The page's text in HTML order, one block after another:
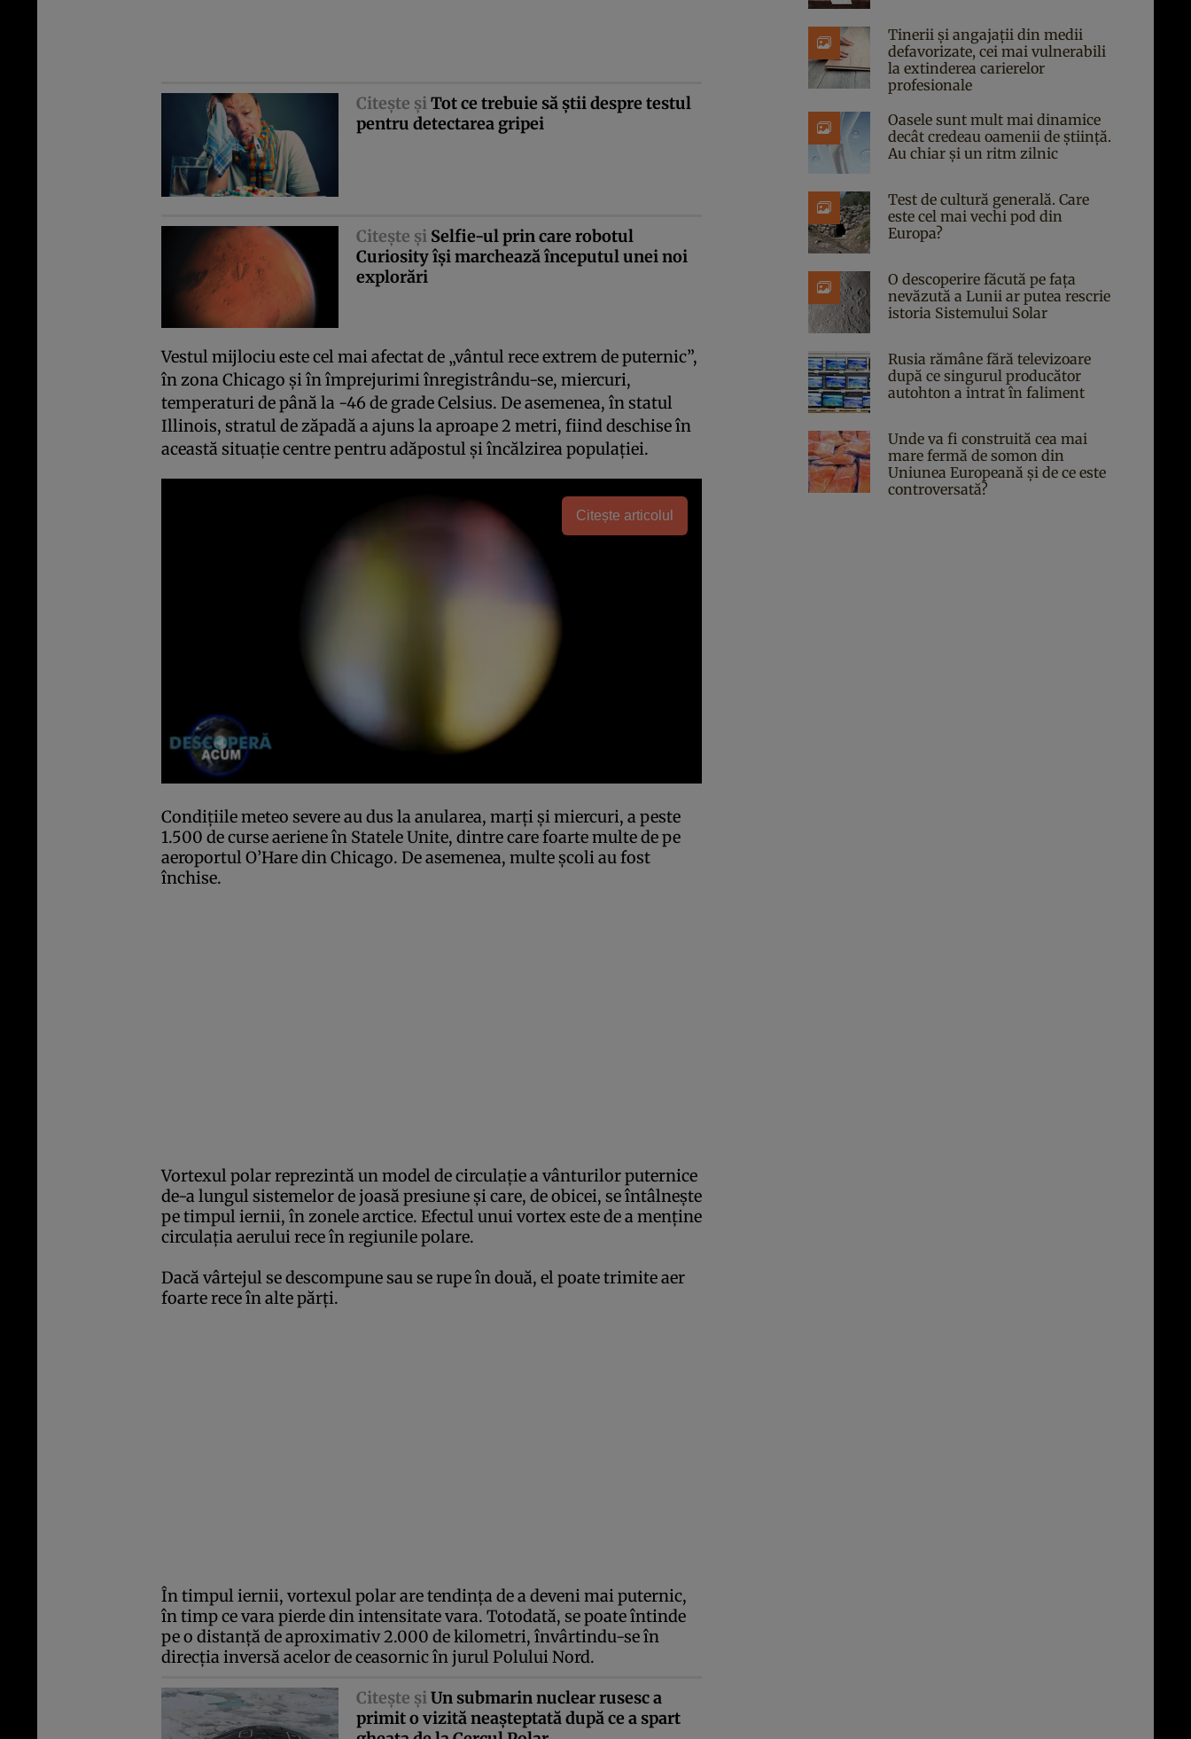
Citeşte şiTot ce trebuie să ştii despre testul
pentru detectarea gripei
Citeşte şi Selfie-ul prin care robotul
Curiosity îşi marchează începutul unei noi
explorări
Vestul mijlociu este cel mai afectat de „vântul rece extrem de puternic”,
în zona Chicago şi în împrejurimi înregistrându-se, miercuri,
temperaturi de până la -46 de grade Celsius. De asemenea, în statul
Illinois, stratul de zăpadă a ajuns la aproape 2 metri, fiind deschise în
această situaţie centre pentru adăpostul şi încălzirea populaţiei.
Citește articolul
Condiţiile meteo severe au dus la anularea, marţi şi miercuri, a peste
1.500 de curse aeriene în Statele Unite, dintre care foarte multe de pe
aeroportul O’Hare din Chicago. De asemenea, multe şcoli au fost
închise.
Vortexul polar reprezintă un model de circulaţie a vânturilor puternice
de-a lungul sistemelor de joasă presiune şi care, de obicei, se întâlneşte
pe timpul iernii, în zonele arctice. Efectul unui vortex este de a menţine
circulaţia aerului rece în regiunile polare.
Dacă vârtejul se descompune sau se rupe în două, el poate trimite aer
foarte rece în alte părţi.
În timpul iernii, vortexul polar are tendinţa de a deveni mai puternic,
în timp ce vara pierde din intensitate vara. Totodată, se poate întinde
pe o distanţă de aproximativ 2.000 de kilometri, învârtindu-se în
direcţia inversă acelor de ceasornic în jurul Polului Nord.
Citeşte şiUn submarin nuclear rusesc a
primit o vizită neaşteptată după ce a spart
Tinerii și angajații din medii
defavorizate, cei mai vulnerabili
la extinderea carierelor
profesionale
Oasele sunt mult mai dinamice
decât credeau oamenii de știință.
Au chiar și un ritm zilnic
Test de cultură generală. Care
este cel mai vechi pod din
Europa?
O descoperire făcută pe fața
nevăzută a Lunii ar putea rescrie
istoria Sistemului Solar
Rusia rămâne fără televizoare
după ce singurul producător
autohton a intrat în faliment
Unde va fi construită cea mai
mare fermă de somon din
Uniunea Europeană și de ce este
controversată?